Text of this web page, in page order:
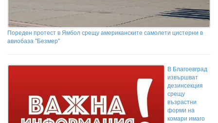
Пореден протест в Ямбол срещу американските самолети цистерни в
авиобаза "Безмер"
В Благоевград
извършват
дезинсекция
срещу
възрастни
форми на
комари имаго